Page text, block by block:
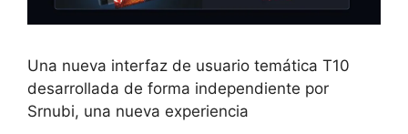
Una nueva interfaz de usuario temática T10
desarrollada de forma independiente por
Srnubi, una nueva experiencia